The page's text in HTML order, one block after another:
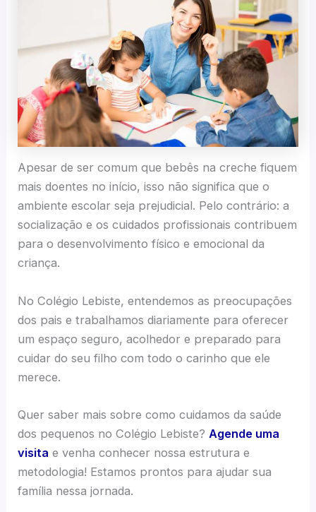
Apesar de ser comum que bebês na creche fiquem
mais doentes no início, isso não significa que o
ambiente escolar seja prejudicial. Pelo contrário: a
socialização e os cuidados profissionais contribuem
para o desenvolvimento físico e emocional da
criança.
No Colégio Lebiste, entendemos as preocupações
dos pais e trabalhamos diariamente para oferecer
um espaço seguro, acolhedor e preparado para
cuidar do seu filho com todo o carinho que ele
merece.
Quer saber mais sobre como cuidamos da saúde
dos pequenos no Colégio Lebiste? Agende uma
visita e venha conhecer nossa estrutura e
metodologia! Estamos prontos para ajudar sua
família nessa jornada.